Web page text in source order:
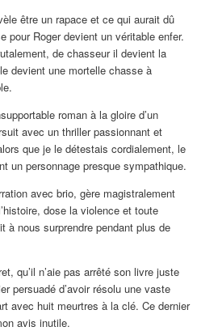
être un rapace et ce qui aurait dû
pour Roger devient un véritable enfer.
de chasseur il devient la
devient une mortelle chasse à
roman à la gloire d’un
avec un thriller passionnant et
que je le détestais cordialement, le
un personnage presque sympathique.
avec brio, gère magistralement
dose la violence et toute
à nous surprendre pendant plus de
qu’il n’aie pas arrêté son livre juste
persuadé d’avoir résolu une vaste
avec huit meurtres à la clé. Ce dernier
avis inutile.